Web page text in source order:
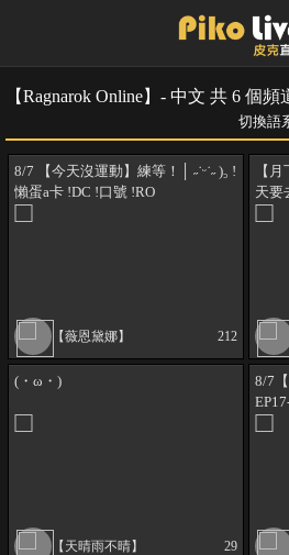
【Ragnarok Online】- 中文 共 6 個頻
切換語
8/7 【今天沒運動】練等！│ ˶˙ᵕ˙˶ )꜆ !
懶蛋a卡 !DC !口號 !RO
【薇恩黛娜】 212
【
天要
(・ω・)
【天晴雨不晴】 29
8/7